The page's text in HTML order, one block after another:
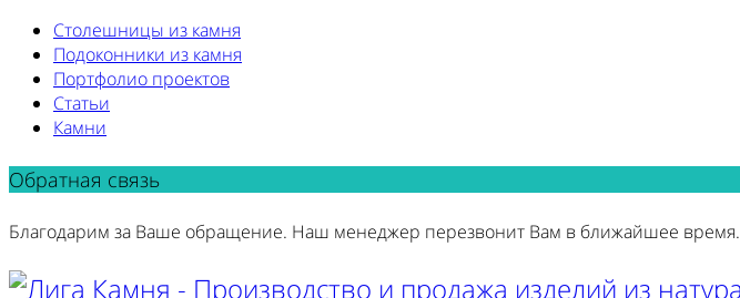
Столешницы из камня
Подоконники из камня
Портфолио проектов
Статьи
Камни
Обратная связь
Благодарим за Ваше обращение. Наш менеджер перезвонит Вам в ближайшее время.